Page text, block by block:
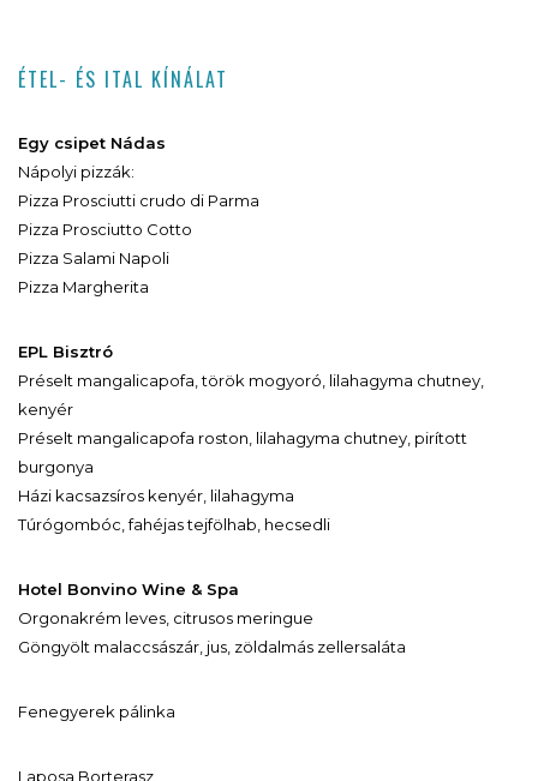
ÉTEL- ÉS ITAL KÍNÁLAT
Egy csipet Nádas
Nápolyi pizzák:
Pizza Prosciutti crudo di Parma
Pizza Prosciutto Cotto
Pizza Salami Napoli
Pizza Margherita
EPL Bisztró
Préselt mangalicapofa, török mogyoró, lilahagyma chutney,
kenyér
Préselt mangalicapofa roston, lilahagyma chutney, pirított
burgonya
Házi kacsazsíros kenyér, lilahagyma
Túrógombóc, fahéjas tejfölhab, hecsedli
Hotel Bonvino Wine & Spa
Orgonakrém leves, citrusos meringue
Göngyölt malaccsászár, jus, zöldalmás zellersaláta
Fenegyerek pálinka
Laposa Borterasz